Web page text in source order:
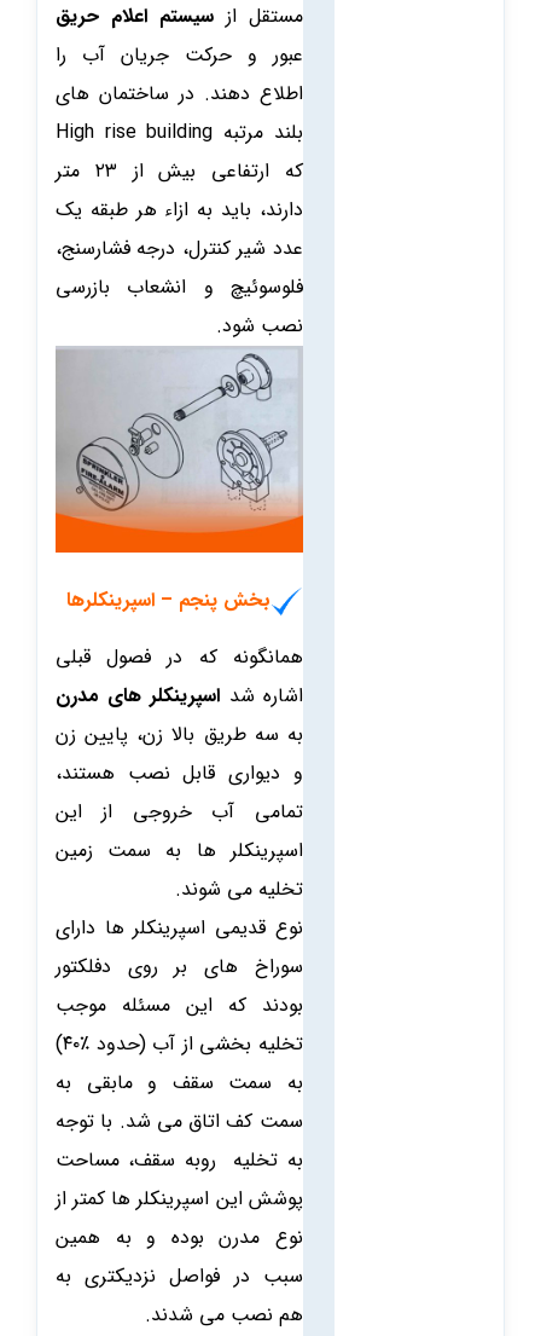
مستقل ازسیستم اعلام حریق
عبور و حرکت جریان آب را
اطلاع دهند. در ساختمان های
بلند مرتبه High rise building
که ارتفاعی بیش از ۲۳ متر
دارند، باید به ازاء هر طبقه یک
عدد شیر کنترل، درجه فشارسنج،
فلوسوئیچ و انشعاب بازرسی
نصب شود.
بخش پنجم – اسپرینکلرها
همانگونه که در فصول قبلی
اشاره شد اسپرینکلر های مدرن
به سه طریق بالا زن، پایین زن
و دیواری قابل نصب هستند،
تمامی آب خروجی از این
اسپرینکلر ها به سمت زمین
تخلیه می شوند.
نوع قدیمی اسپرینکلر ها دارای
سوراخ های بر روی دفلکتور
بودند که این مسئله موجب
تخلیه بخشی از آب (حدود ٪۴۰)
به سمت سقف و مابقی به
سمت کف اتاق می شد. با توجه
به تخلیه روبه سقف، مساحت
پوشش این اسپرینکلر ها کمتر از
نوع مدرن بوده و به همین
سبب در فواصل نزدیکتری به
هم نصب می شدند.